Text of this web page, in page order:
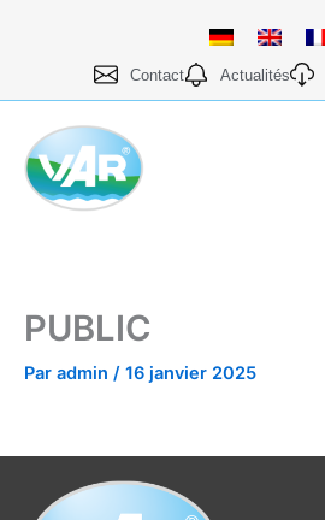
Contact Actualités
PUBLIC
Par admin / 16 janvier 2025